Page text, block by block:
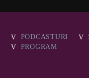
PODCASTURI
PROGRAM